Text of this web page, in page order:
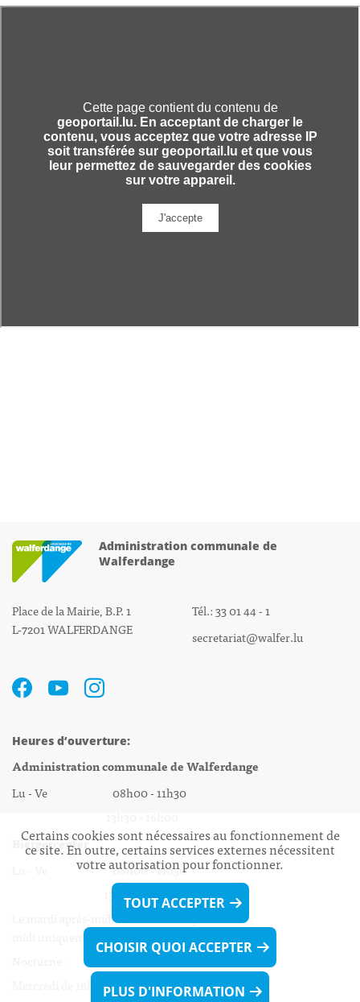
Administration communale de
Walferdange
Place de la Mairie, B.P. 1
L-7201 WALFERDANGE
Tél.: 33 01 44 - 1
secretariat@walfer.lu
Heures d’ouverture:
Administration communale de Walferdange
Lu - Ve 08h00 - 11h30
Biergercenter
Lu - Ve 08h00 - 11h30
13h30 - 16h00
Le mardi après-midi et le vendredi après-
midi uniquement sur Rdv.
Mercredi de 16h00 - 18h45 uniquement sur Rdv
Certains cookies sont nécessaires au fonctionnement de
ce site. En outre, certains services externes nécessitent
votre autorisation pour fonctionner.
TOUT ACCEPTER
CHOISIR QUOI ACCEPTER
PLUS D'INFORMATION